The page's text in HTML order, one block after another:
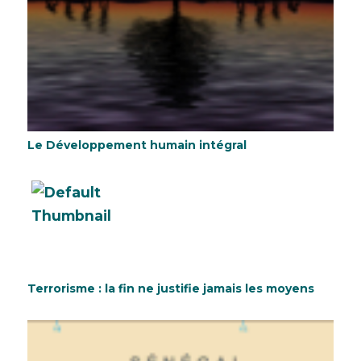
Le Développement humain intégral
Terrorisme : la fin ne justifie jamais les moyens